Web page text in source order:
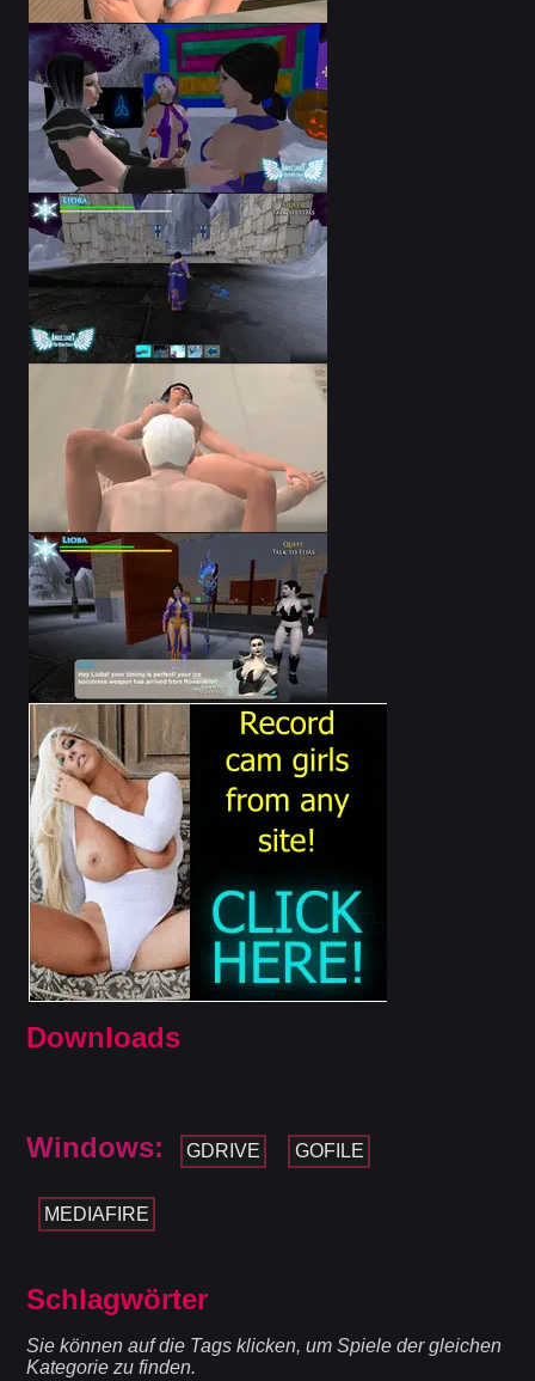
Downloads
Windows: GDRIVE GOFILE
MEDIAFIRE
Schlagwörter
Sie können auf die Tags klicken, um Spiele der gleichen
Kategorie zu finden.